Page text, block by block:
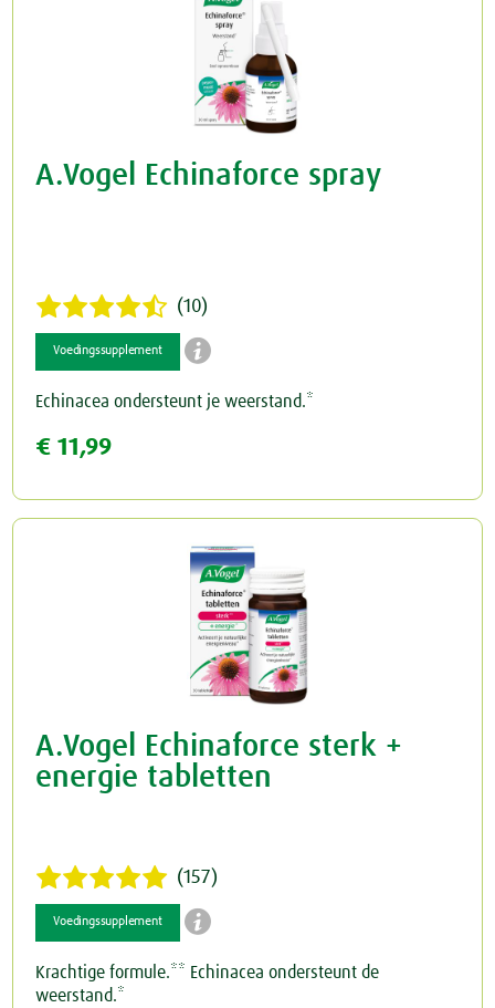
A.Vogel Echinaforce spray
(10)
Voedingssupplement 
Echinacea ondersteunt je weerstand.*
€ 11,99
A.Vogel Echinaforce sterk +
energie tabletten
(157)
Voedingssupplement 
Krachtige formule.** Echinacea ondersteunt de
weerstand.*